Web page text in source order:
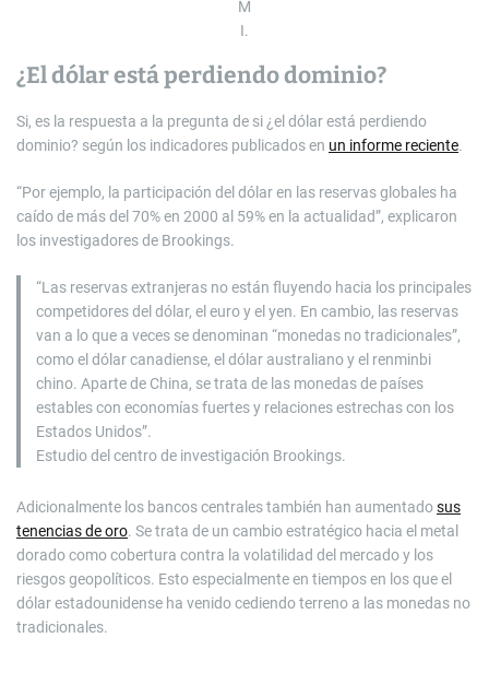
M
I.
¿El dólar está perdiendo dominio?
Si, es la respuesta a la pregunta de si ¿el dólar está perdiendo
dominio? según los indicadores publicados en un informe reciente.
“Por ejemplo, la participación del dólar en las reservas globales ha
caído de más del 70% en 2000 al 59% en la actualidad”, explicaron
los investigadores de Brookings.
“Las reservas extranjeras no están fluyendo hacia los principales
competidores del dólar, el euro y el yen. En cambio, las reservas
van a lo que a veces se denominan “monedas no tradicionales”,
como el dólar canadiense, el dólar australiano y el renminbi
chino. Aparte de China, se trata de las monedas de países
estables con economías fuertes y relaciones estrechas con los
Estados Unidos”.
Estudio del centro de investigación Brookings.
Adicionalmente los bancos centrales también han aumentadosus
tenencias de oro. Se trata de un cambio estratégico hacia el metal
dorado como cobertura contra la volatilidad del mercado y los
riesgos geopolíticos. Esto especialmente en tiempos en los que el
dólar estadounidense ha venido cediendo terreno a las monedas no
tradicionales.